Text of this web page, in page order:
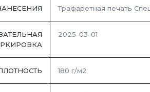
Трафаретная печать
2025-03-01
180 г/м2